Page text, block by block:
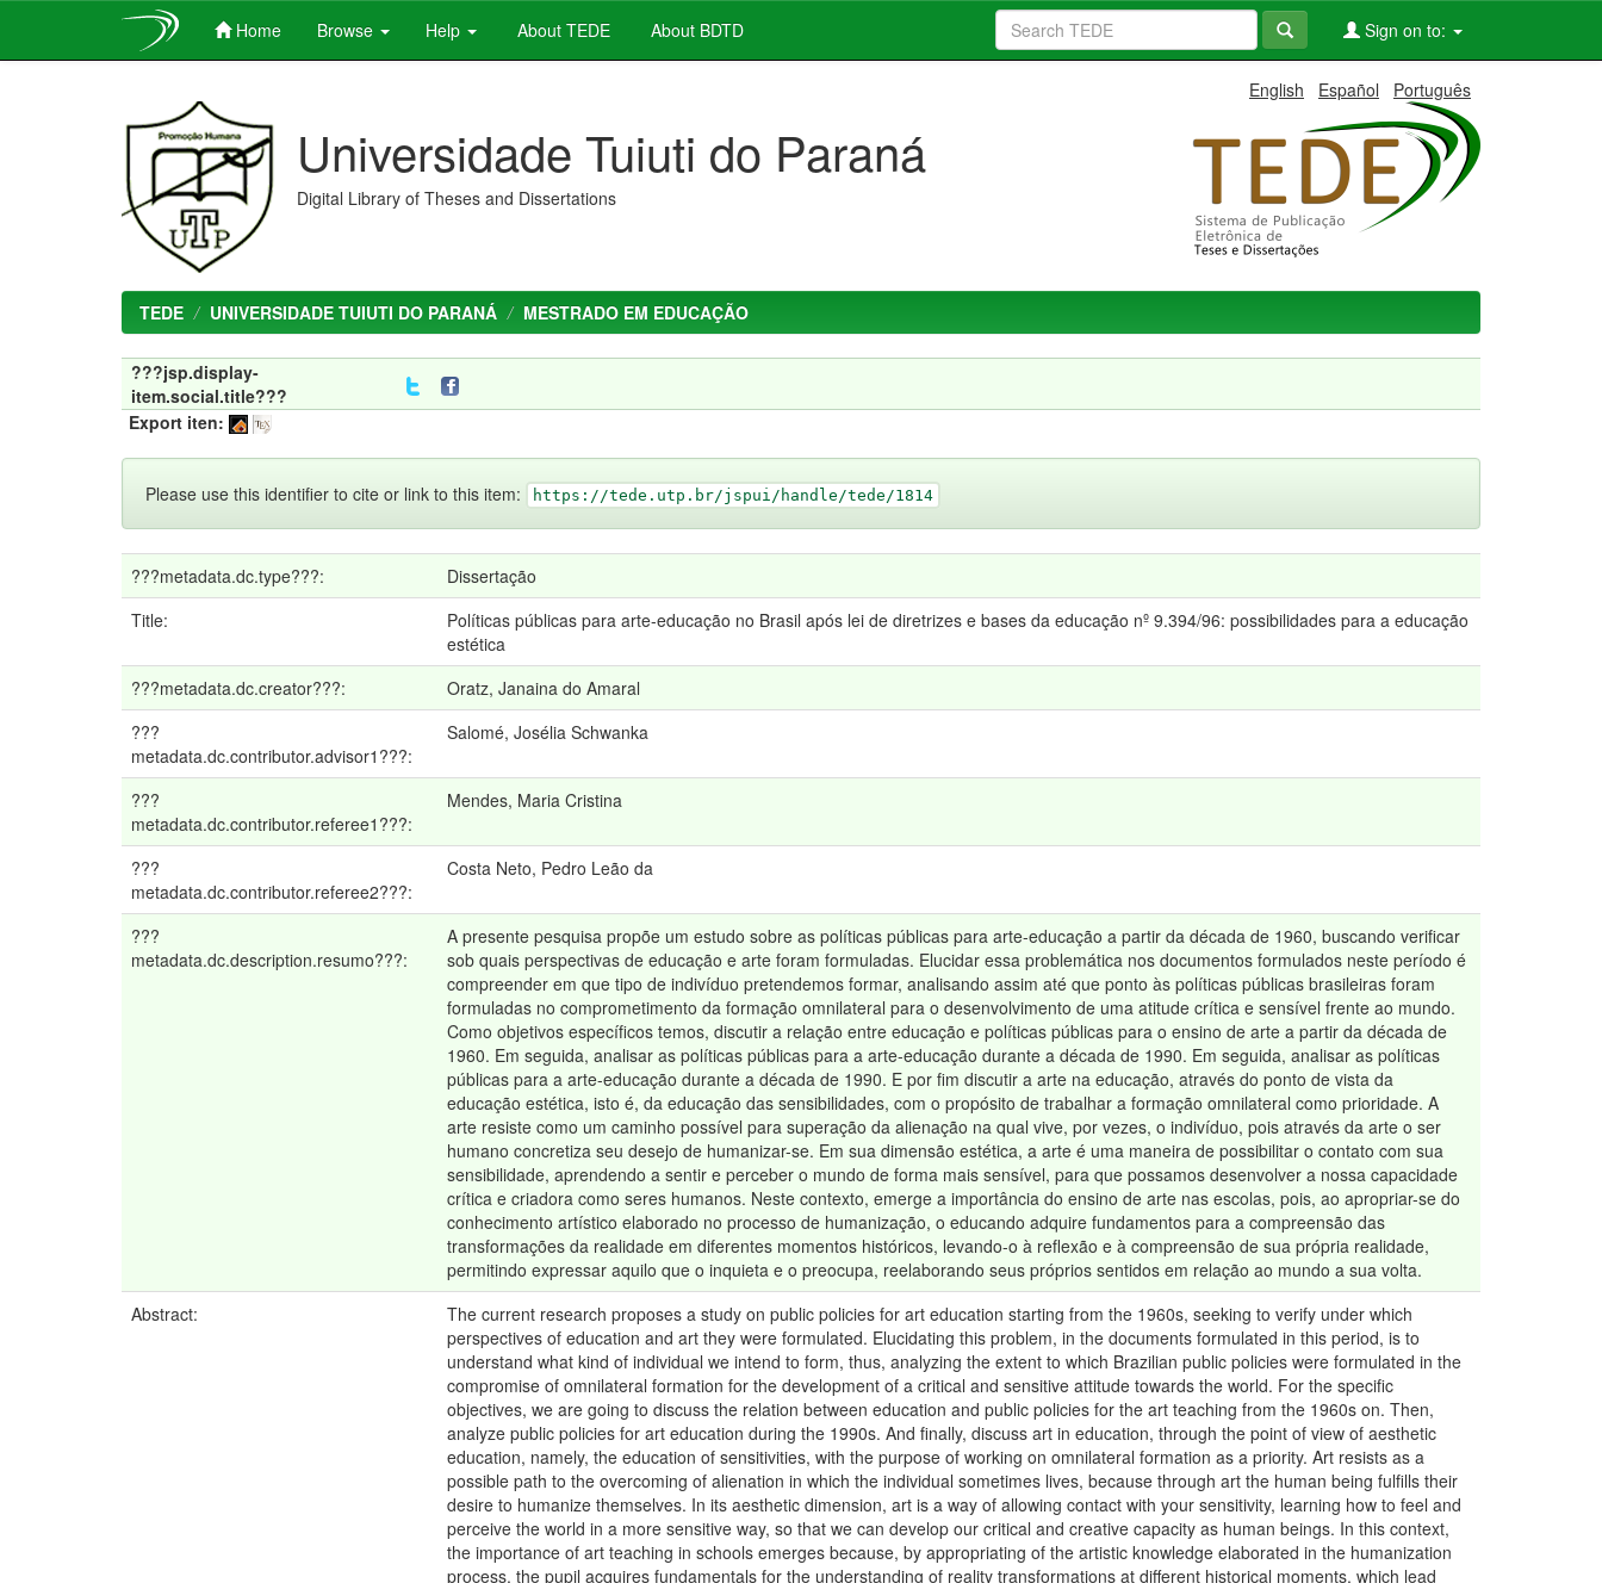
Home Browse Help About TEDE About BDTD Sign on to:
English Español Português
Universidade Tuiuti do Paraná
Digital Library of Theses and Dissertations
TEDE UNIVERSIDADE TUIUTI DO PARANÁ MESTRADO EM EDUCAÇÃO
???jsp.display-
item.social.title???
Export iten:
Please use this identifier to cite or link to this item: https://tede.utp.br/jspui/handle/tede/1814
???metadata.dc.type???:
Dissertação
Title:
Políticas públicas para arte-educação no Brasil após lei de diretrizes e bases da educação nº 9.394/96: possibilidades para a educação
estética
???metadata.dc.creator???:
Oratz, Janaina do Amaral
???
metadata.dc.contributor.advisor1???:
Salomé, Josélia Schwanka
???
metadata.dc.contributor.referee1???:
Mendes, Maria Cristina
???
metadata.dc.contributor.referee2???:
Costa Neto, Pedro Leão da
???
metadata.dc.description.resumo???:
A presente pesquisa propõe um estudo sobre as políticas públicas para arte-educação a partir da década de 1960, buscando verificar
sob quais perspectivas de educação e arte foram formuladas. Elucidar essa problemática nos documentos formulados neste período é
compreender em que tipo de indivíduo pretendemos formar, analisando assim até que ponto às políticas públicas brasileiras foram
formuladas no comprometimento da formação omnilateral para o desenvolvimento de uma atitude crítica e sensível frente ao mundo.
Como objetivos específicos temos, discutir a relação entre educação e políticas públicas para o ensino de arte a partir da década de
1960. Em seguida, analisar as políticas públicas para a arte-educação durante a década de 1990. Em seguida, analisar as políticas
públicas para a arte-educação durante a década de 1990. E por fim discutir a arte na educação, através do ponto de vista da
educação estética, isto é, da educação das sensibilidades, com o propósito de trabalhar a formação omnilateral como prioridade. A
arte resiste como um caminho possível para superação da alienação na qual vive, por vezes, o indivíduo, pois através da arte o ser
humano concretiza seu desejo de humanizar-se. Em sua dimensão estética, a arte é uma maneira de possibilitar o contato com sua
sensibilidade, aprendendo a sentir e perceber o mundo de forma mais sensível, para que possamos desenvolver a nossa capacidade
crítica e criadora como seres humanos. Neste contexto, emerge a importância do ensino de arte nas escolas, pois, ao apropriar-se do
conhecimento artístico elaborado no processo de humanização, o educando adquire fundamentos para a compreensão das
transformações da realidade em diferentes momentos históricos, levando-o à reflexão e à compreensão de sua própria realidade,
permitindo expressar aquilo que o inquieta e o preocupa, reelaborando seus próprios sentidos em relação ao mundo a sua volta.
Abstract:
The current research proposes a study on public policies for art education starting from the 1960s, seeking to verify under which
perspectives of education and art they were formulated. Elucidating this problem, in the documents formulated in this period, is to
understand what kind of individual we intend to form, thus, analyzing the extent to which Brazilian public policies were formulated in the
compromise of omnilateral formation for the development of a critical and sensitive attitude towards the world. For the specific
objectives, we are going to discuss the relation between education and public policies for the art teaching from the 1960s on. Then,
analyze public policies for art education during the 1990s. And finally, discuss art in education, through the point of view of aesthetic
education, namely, the education of sensitivities, with the purpose of working on omnilateral formation as a priority. Art resists as a
possible path to the overcoming of alienation in which the individual sometimes lives, because through art the human being fulfills their
desire to humanize themselves. In its aesthetic dimension, art is a way of allowing contact with your sensitivity, learning how to feel and
perceive the world in a more sensitive way, so that we can develop our critical and creative capacity as human beings. In this context,
the importance of art teaching in schools emerges because, by appropriating of the artistic knowledge elaborated in the humanization
process, the pupil acquires fundamentals for the understanding of reality transformations at different historical moments, which lead